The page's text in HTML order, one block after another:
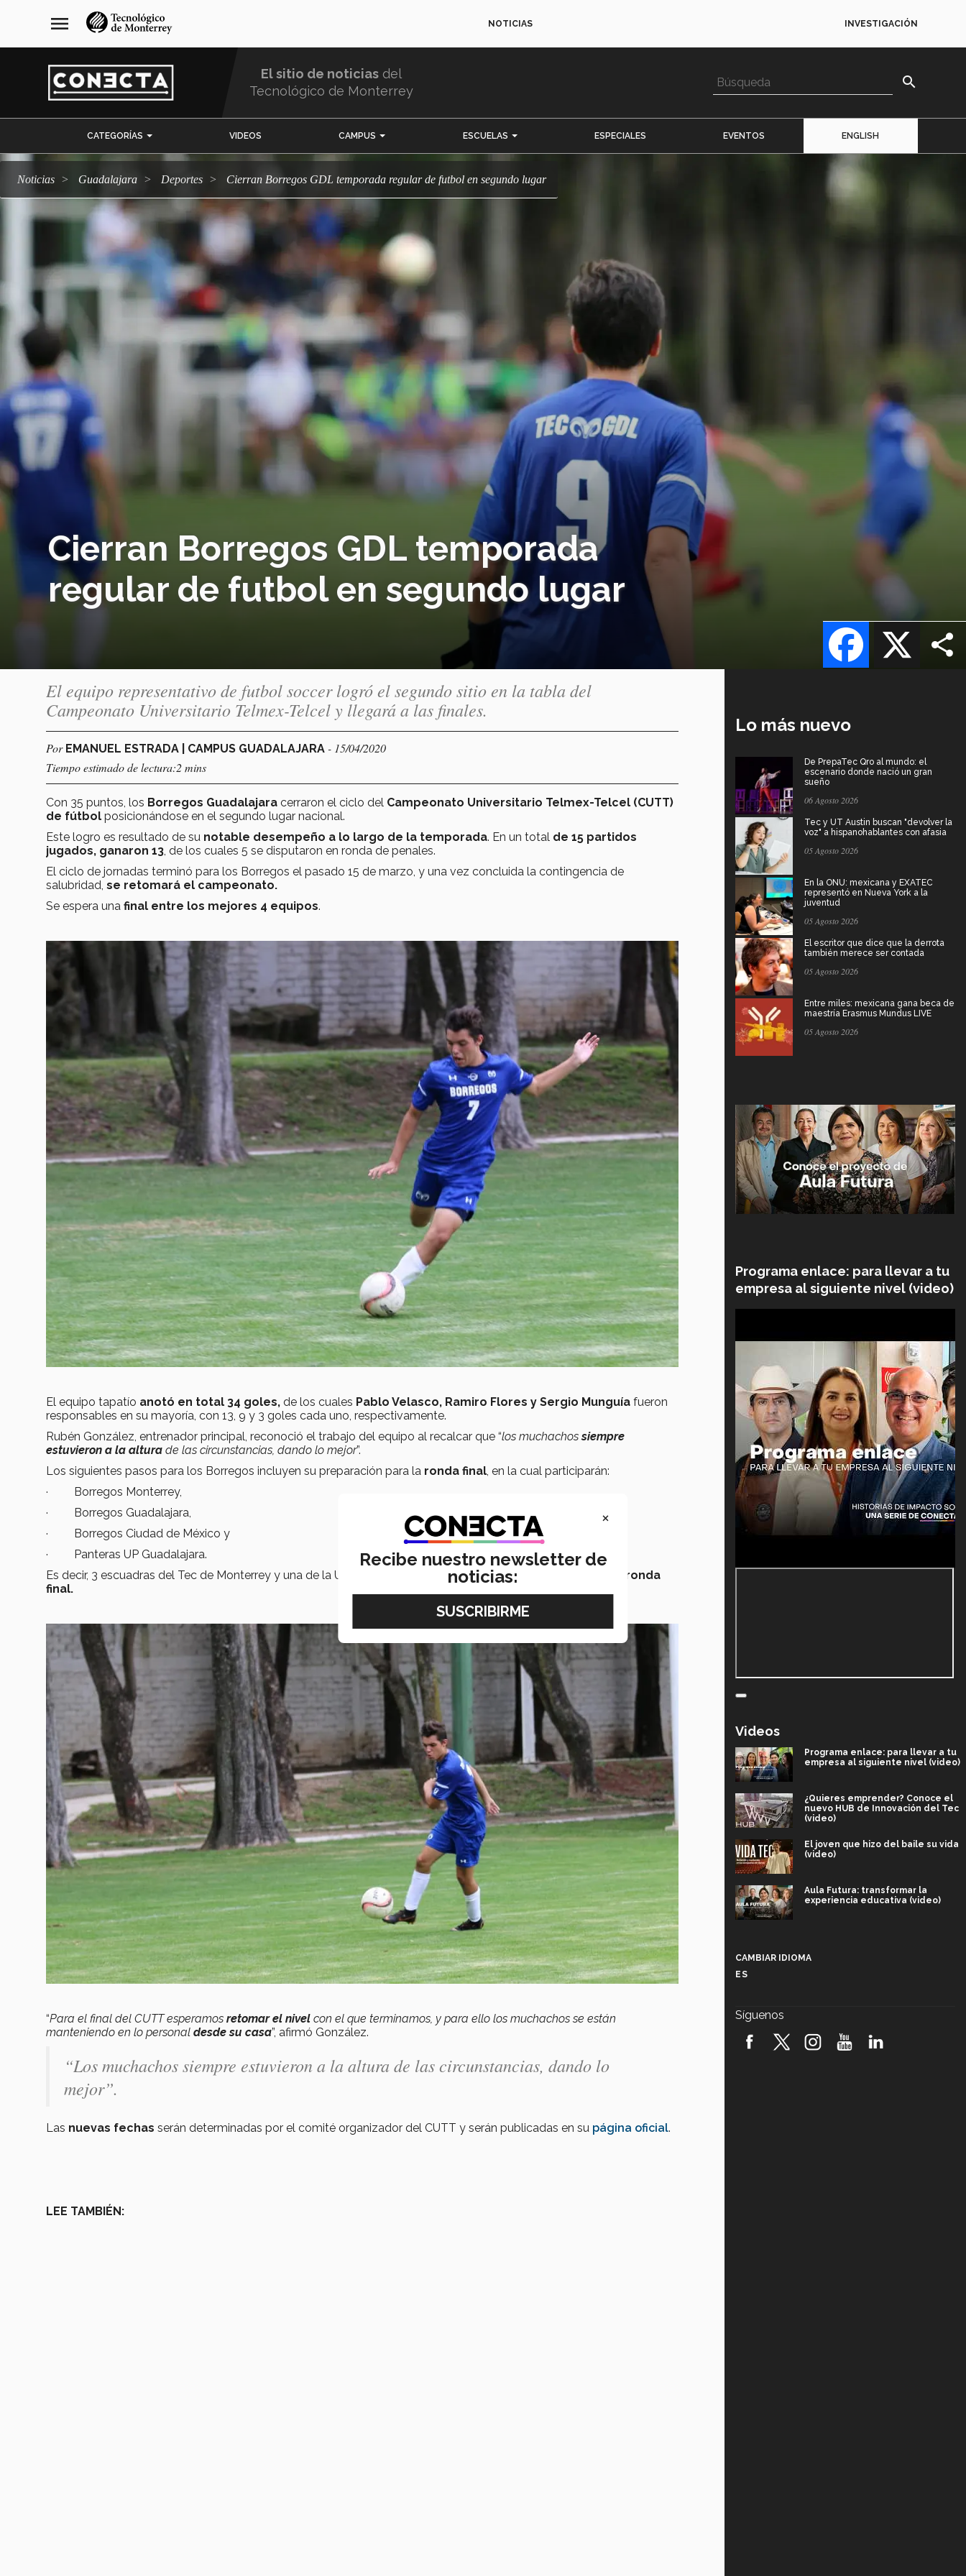
navegación
principal
menu NOTICIAS INVESTIGACIÓN
El sitio de noticias del
Tecnológico de Monterrey
search
CATEGORÍAS VIDEOS CAMPUS ESCUELAS ESPECIALES EVENTOS ENGLISH
Noticias Guadalajara deportes Cierran Borregos GDL temporada regular de futbol en segundo lugar
Cierran Borregos GDL temporada
regular de futbol en segundo lugar
X
Facebook
El equipo representativo de futbol soccer logró el segundo sitio en la tabla del
Campeonato Universitario Telmex-Telcel y llegará a las finales.
Por EMANUEL ESTRADA | CAMPUS GUADALAJARA - 15/04/2020
Tiempo estimado de lectura:2 mins
Con 35 puntos, los Borregos Guadalajara cerraron el ciclo del Campeonato Universitario Telmex-Telcel (CUTT)
de fútbol posicionándose en el segundo lugar nacional.
Este logro es resultado de su notable desempeño a lo largo de la temporada. En un total de 15 partidos
jugados, ganaron 13 , de los cuales 5 se disputaron en ronda de penales.
El ciclo de jornadas terminó para los Borregos el pasado 15 de marzo, y una vez concluida la contingencia de
salubridad, se retomará el campeonato.
Se espera una final entre los mejores 4 equipos.
El equipo tapatío anotó en total 34 goles, de los cuales Pablo Velasco, Ramiro Flores y Sergio Munguía fueron
responsables en su mayoría, con 13, 9 y 3 goles cada uno, respectivamente.
Rubén González, entrenador principal, reconoció el trabajo del equipo al recalcar que “los muchachossiempre
estuvieron a la altura de las circunstancias, dando lo mejor”.
Los siguientes pasos para los Borregos incluyen su preparación para la ronda final, en la cual participarán:
· Borregos Monterrey,
· Borregos Guadalajara,
· Borregos Ciudad de México y
· Panteras UP Guadalajara.
Es decir, 3 escuadras del Tec de Monterrey y una de la Universidad Panamericana son los
4 clasificados a la ronda
final.
“Para el final del CUTT esperamos retomar el nivel con el que terminamos, y para ello los muchachos se están
manteniendo en lo personal desde su casa”, afirmó González.
“Los muchachos siempre estuvieron a la altura de las circunstancias, dando lo
mejor”.
Las nuevas fechas serán determinadas por el comité organizador del CUTT y serán publicadas en su página oficial.
LEE TAMBIÉN:
Lo más nuevo
De PrepaTec Qro al mundo: el
escenario donde nació un gran
sueño
06 Agosto 2026
Tec y UT Austin buscan "devolver la
voz" a hispanohablantes con afasia
05 Agosto 2026
En la ONU: mexicana y EXATEC
representó en Nueva York a la
juventud
05 Agosto 2026
El escritor que dice que la derrota
también merece ser contada
05 Agosto 2026
Entre miles: mexicana gana beca de
maestría Erasmus Mundus LIVE
05 Agosto 2026
Programa enlace: para llevar a tu
empresa al siguiente nivel (video)
Videos
Programa enlace: para llevar a tu
empresa al siguiente nivel (video)
¿Quieres emprender? Conoce el
nuevo HUB de Innovación del Tec
(video)
El joven que hizo del baile su vida
(video)
Aula Futura: transformar la
experiencia educativa (video)
robótica FIRST 2026! (video)
CAMBIAR IDIOMA
ES
Síguenos
×
Recibe nuestro newsletter de
noticias: